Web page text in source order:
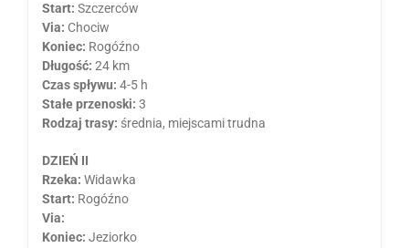
Start: Szczerców
Via: Chociw
Koniec: Rogóźno
Długość: 24 km
Czas spływu: 4-5 h
Stałe przenoski: 3
Rodzaj trasy: średnia, miejscami trudna
DZIEŃ II
Rzeka: Widawka
Start: Rogóźno
Via:
Koniec: Jeziorko